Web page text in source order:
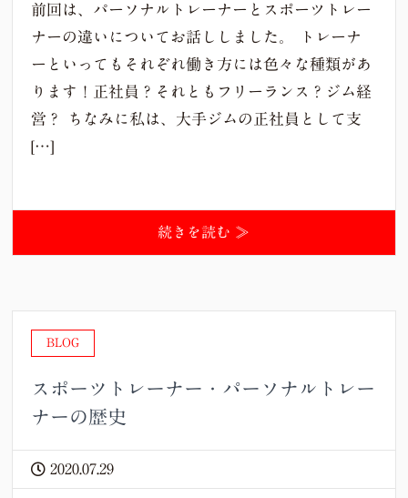
前回は、パーソナルトレーナーとスポーツトレー
ナーの違いについてお話ししました。 トレーナ
ーといってもそれぞれ働き方には色々な種類があ
ります！正社員？それともフリーランス？ジム経
営？ ちなみに私は、大手ジムの正社員として支
[…]
続きを読む ≫
BLOG
スポーツトレーナー・パーソナルトレー
ナーの歴史
2020.07.29